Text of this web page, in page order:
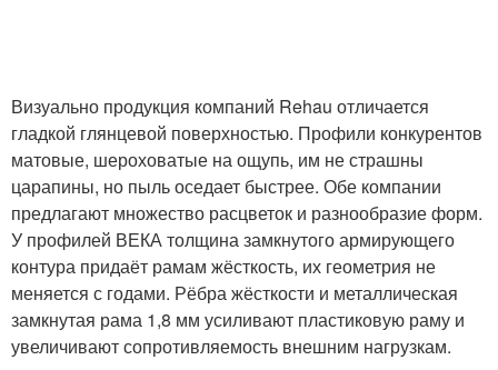
Визуально продукция компаний Rehau отличается
гладкой глянцевой поверхностью. Профили конкурентов
матовые, шероховатые на ощупь, им не страшны
царапины, но пыль оседает быстрее. Обе компании
предлагают множество расцветок и разнообразие форм.
У профилей ВЕКА толщина замкнутого армирующего
контура придаёт рамам жёсткость, их геометрия не
меняется с годами. Рёбра жёсткости и металлическая
замкнутая рама 1,8 мм усиливают пластиковую раму и
увеличивают сопротивляемость внешним нагрузкам.